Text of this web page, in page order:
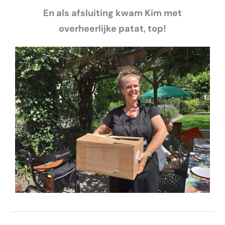
En als afsluiting kwam Kim met
overheerlijke patat, top!